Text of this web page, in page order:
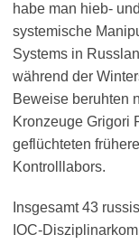
habe man hieb-
systemische
Systems in
während der
Beweise beruhten
Kronzeuge Grigori
geflüchteten
Kontrolllabors.
Insgesamt 43
IOC-